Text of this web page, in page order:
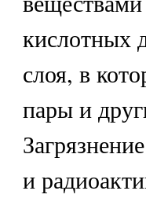
кислотных
слоя, в
пары и
и